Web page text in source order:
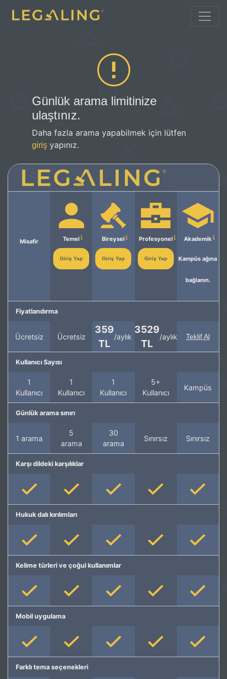
Günlük arama limitinize
ulaştınız.
Daha fazla arama yapabilmek için lütfen
giriş yapınız.
Misafir Temel
Giriş Yap
Bireysel
Giriş Yap
Profesyonel
Giriş Yap
Akademik
Kampüs ağına
bağlanın.
Fiyatlandırma
Ücretsiz Ücretsiz
359
TL
/aylık
3529
TL
/aylık Teklif Al
Kullanıcı Sayısı
1
Kullanıcı
1
Kullanıcı
1
Kullanıcı
5+
Kullanıcı
Kampüs
Günlük arama sınırı
1 arama
5
arama
30
arama
Sınırsız Sınırsız
Karşı dildeki karşılıklar
Hukuk dalı kırılımları
Kelime türleri ve çoğul kullanımlar
Mobil uygulama
Farklı tema seçenekleri